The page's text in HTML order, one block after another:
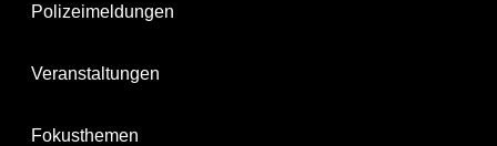
Polizeimeldungen
Veranstaltungen
Fokusthemen